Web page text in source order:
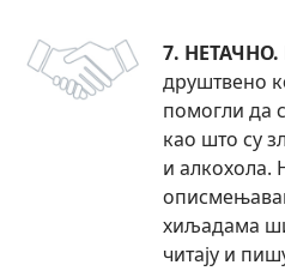
7. НЕТАЧНО.
друштвено
помогли да
као што су
и алкохола.
хиљадама
читају и